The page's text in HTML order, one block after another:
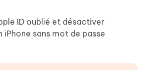
ID oublié et désactiver
iPhone sans mot de passe